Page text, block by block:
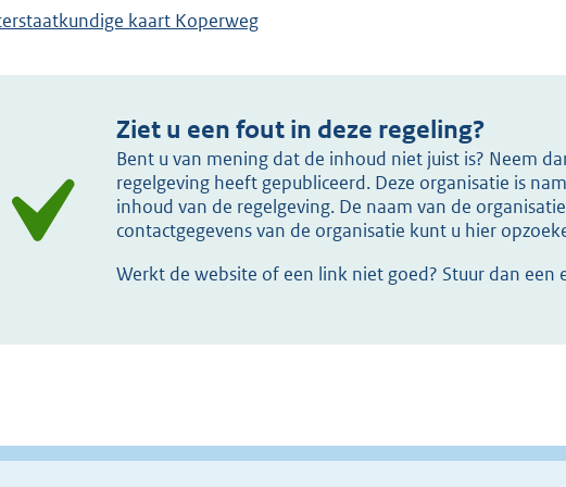
kaart Koperweg
Ziet u een fout in deze regeling?
Bent u van mening dat de inhoud niet juist is? Neem
regelgeving heeft gepubliceerd. Deze organisatie is
inhoud van de regelgeving. De naam van de
contactgegevens van de organisatie kunt u hier
Werkt de website of een link niet goed? Stuur dan een